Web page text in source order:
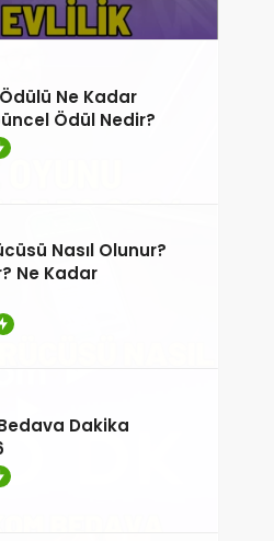
Ne Kadar
Ödül Nedir?
Nasıl Olunur?
Ne Kadar
Dakika